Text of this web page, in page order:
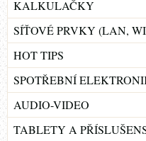
KALKULAČKY
SÍŤOVÉ PRVKY (LAN,
HOT TIPS
SPOTŘEBNÍ
AUDIO-VIDEO
TABLETY A